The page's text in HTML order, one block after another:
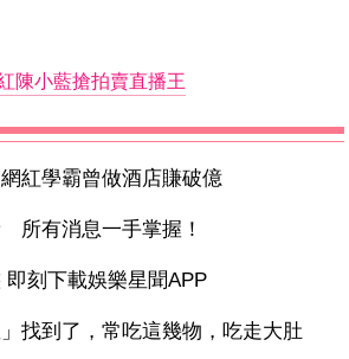
陳小藍搶拍賣直播王
紅學霸曾做酒店賺破億
所有消息一手掌握！
刻下載娛樂星聞APP
找到了，常吃這幾物，吃走大肚